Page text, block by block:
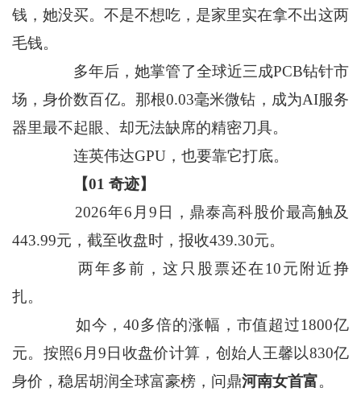
钱，她没买。不是不想吃，是家里实在拿不出这两
毛钱。
多年后，她掌管了全球近三成PCB钻针市
场，身价数百亿。那根0.03毫米微钻，成为AI服务
器里最不起眼、却无法缺席的精密刀具。
连英伟达GPU，也要靠它打底。
【01 奇迹】
2026年6月9日，鼎泰高科股价最高触及
443.99元，截至收盘时，报收439.30元。
两年多前，这只股票还在10元附近挣
扎。
如今，40多倍的涨幅，市值超过1800亿
元。按照6月9日收盘价计算，创始人王馨以830亿
身价，稳居胡润全球富豪榜，问鼎河南女首富。